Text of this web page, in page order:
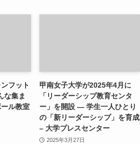
フット
な集ま
ル教室
甲南女子大学が2025年4月に
「リーダーシップ教育センタ
ー」を開設 ― 学生一人ひとり
の「新リーダーシップ」を育成
– 大学プレスセンター
2025年3月27日